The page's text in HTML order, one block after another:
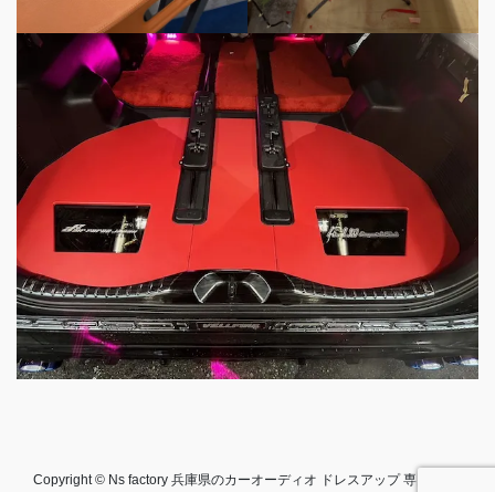
Copyright © Ns factory 兵庫県のカーオーディオ ドレスアップ 専門店 All